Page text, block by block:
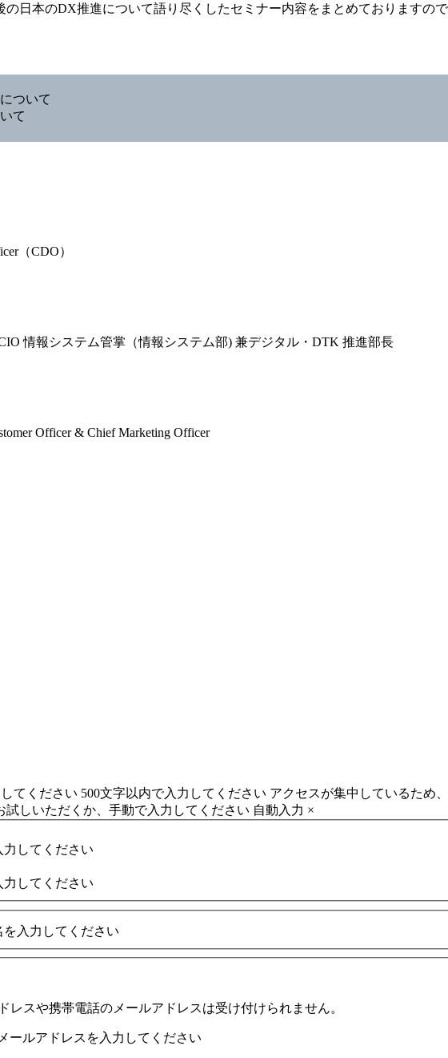
日本のDX推進について語り尽くしたセミナー内容をまとめておりますの
ついて
て
（CDO）
情報システム管掌（情報システム部) 兼デジタル・DTK 推進部長
Officer & Chief Marketing Officer
てください 500文字以内で入力してください アクセスが集中しているため
しいただくか、手動で入力してください 自動入力 ×
力してください
力してください
を入力してください
レスや携帯電話のメールアドレスは受け付けられません。
ールアドレスを入力してください